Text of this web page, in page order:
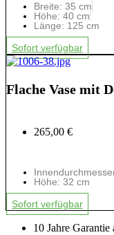
Breite: 35 cm
Höhe: 40 cm
Länge: 125 cm
Sofort verfügbar
Flache Vase mit
265,00 €
Höhe: 32 cm
Sofort verfügbar
10 Jahre